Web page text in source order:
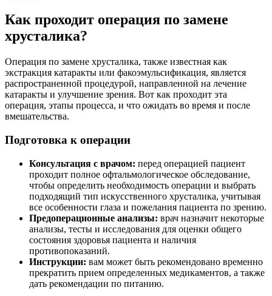
Как проходит операция по замене
хрусталика?
Операция по замене хрусталика, также известная как
экстракция катаракты или факоэмульсификация, является
распространенной процедурой, направленной на лечение
катаракты и улучшение зрения. Вот как проходит эта
операция, этапы процесса, и что ожидать во время и после
вмешательства.
Подготовка к операции
Консультация с врачом: перед операцией пациент
проходит полное офтальмологическое обследование,
чтобы определить необходимость операции и выбрать
подходящий тип искусственного хрусталика, учитывая
все особенности глаза и пожелания пациента по зрению.
Предоперационные анализы: врач назначит некоторые
анализы, тесты и исследования для оценки общего
состояния здоровья пациента и наличия
противопоказаний.
Инструкции: вам может быть рекомендовано временно
прекратить прием определенных медикаментов, а также
дать рекомендации по питанию.